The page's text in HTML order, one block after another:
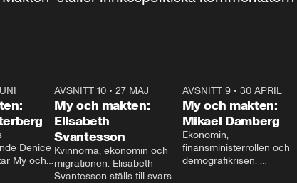
23:40
Denice
My och
AVSNITT 10 •27 MAJ
My och makten:
Elisabeth
Svantesson
Kvinnorna, ekonomin och
migrationen. Elisabeth
Svantesson ställs till svars
AVSNITT 9• 30 APRIL
My och makten:
Mikael Damberg
Ekonomin,
finansministerrollen och
demografikrisen.